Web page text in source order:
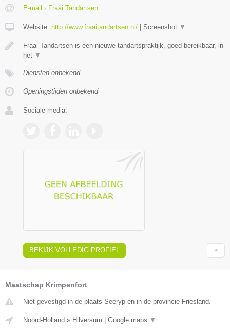
E-mail › Fraai Tandartsen
Website: http://www.fraaitandartsen.nl/ Screenshot ▼
Fraai Tandartsen is een nieuwe tandartspraktijk, goed bereikbaar, in
het ▼
Diensten onbekend
Openingstijden onbekend
Sociale media:
BEKIJK VOLLEDIG PROFIEL
Maatschap Krimpenfort
Niet gevestigd in de plaats Seeryp en in de provincie Friesland.
Noord-Holland » Hilversum Google maps ▼